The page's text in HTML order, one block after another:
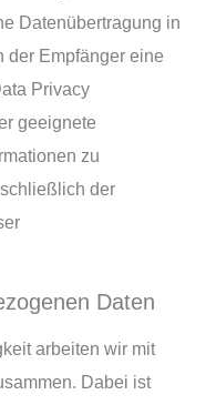
Datenübertragung in
der Empfänger eine
Privacy
geeignete
zu
der
Daten
arbeiten wir mit
Dabei ist